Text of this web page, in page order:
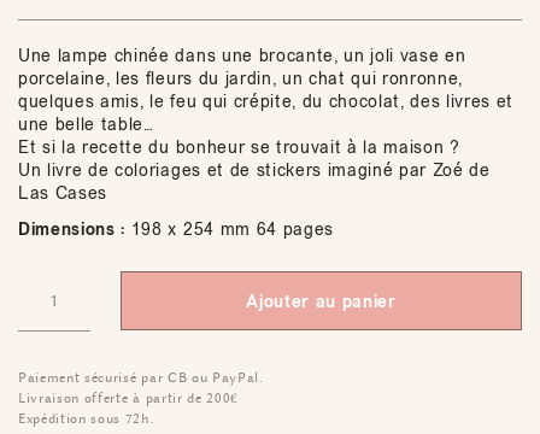
Une lampe chinée dans une brocante, un joli vase en
porcelaine, les fleurs du jardin, un chat qui ronronne,
quelques amis, le feu qui crépite, du chocolat, des livres et
une belle table…
Et si la recette du bonheur se trouvait à la maison ?
Un livre de coloriages et de stickers imaginé par Zoé de
Las Cases
Dimensions : 198 x 254 mm 64 pages
Ajouter au panier
Paiement sécurisé par CB ou PayPal.
Livraison offerte à partir de 200€
Expédition sous 72h.